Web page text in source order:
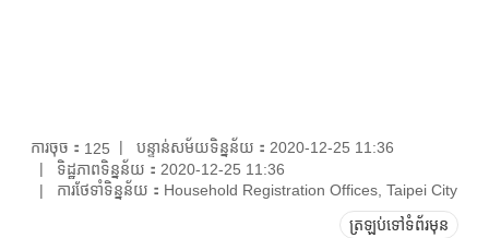
ការចុច： 125
បន្ទាន់សម័យទិន្នន័យ：2020-12-25 11:36
ទិដ្ឋភាពទិន្នន័យ：2020-12-25 11:36
ការថែទាំទិន្នន័យ：Household Registration Offices, Taipei City
ត្រឡប់ទៅទំព័រមុន